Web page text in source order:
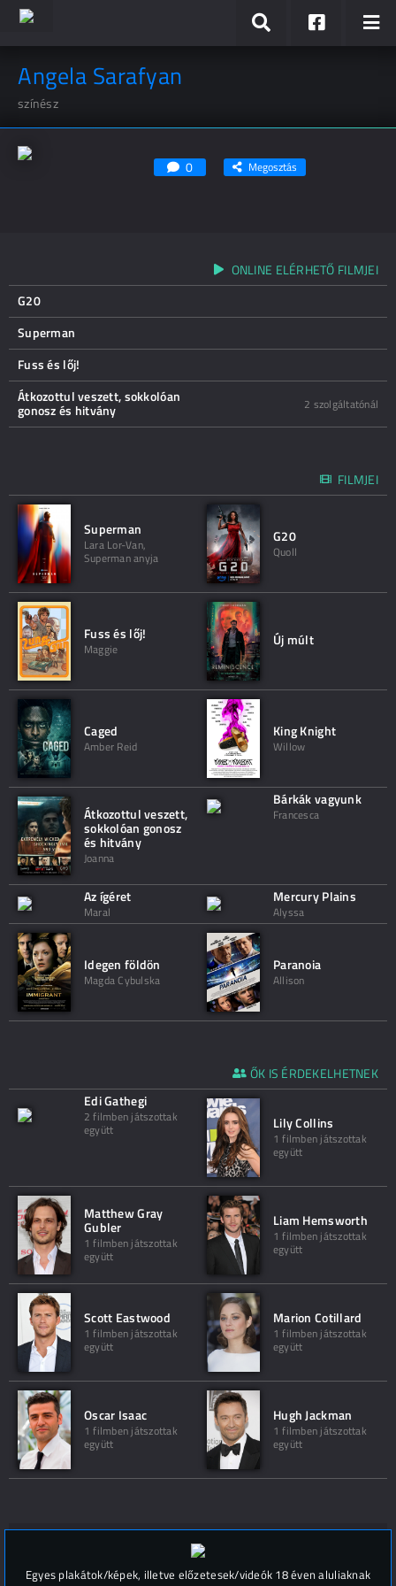
Angela Sarafyan
színész
0 Megosztás
ONLINE ELÉRHETŐ FILMJEI
G20
Superman
Fuss és lőj!
Átkozottul veszett, sokkolóan
gonosz és hitvány 2 szolgáltatónál
FILMJEI
Superman
Lara Lor-Van,
Superman anyja
G20
Quoll
Fuss és lőj!
Maggie
Új múlt
Caged
Amber Reid
King Knight
Willow
Átkozottul veszett,
sokkolóan gonosz
és hitvány
Joanna
Bárkák vagyunk
Francesca
Az ígéret
Maral
Mercury Plains
Alyssa
Idegen földön
Magda Cybulska
Paranoia
Allison
ŐK IS ÉRDEKELHETNEK
Edi Gathegi
2 filmben játszottak
együtt Lily Collins
1 filmben játszottak
együtt
Matthew Gray
Gubler
1 filmben játszottak
együtt
Liam Hemsworth
1 filmben játszottak
együtt
Scott Eastwood
1 filmben játszottak
együtt
Marion Cotillard
1 filmben játszottak
együtt
Oscar Isaac
1 filmben játszottak
együtt
Hugh Jackman
1 filmben játszottak
együtt
Hozzászólások (
Egyes plakátok/képek, illetve előzetesek/videók 18 éven aluliaknak